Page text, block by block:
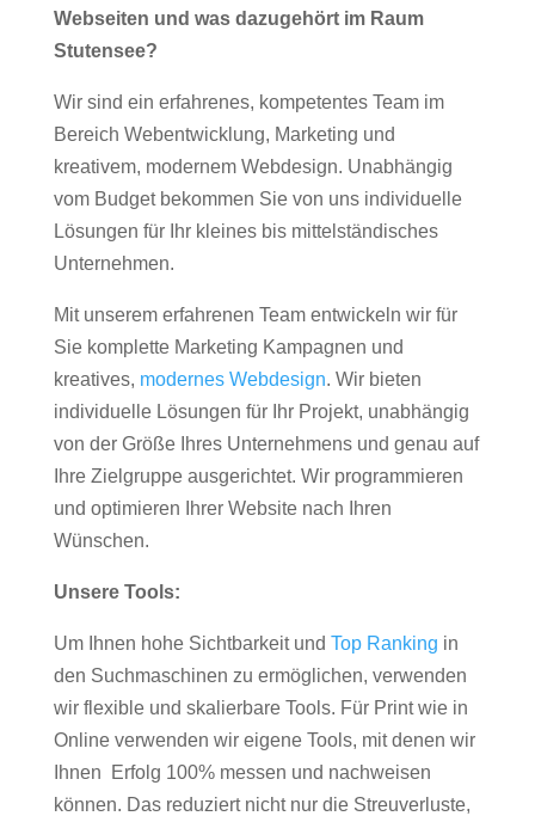
Webseiten und was dazugehört im Raum
Stutensee?
Wir sind ein erfahrenes, kompetentes Team im
Bereich Webentwicklung, Marketing und
kreativem, modernem Webdesign. Unabhängig
vom Budget bekommen Sie von uns individuelle
Lösungen für Ihr kleines bis mittelständisches
Unternehmen.
Mit unserem erfahrenen Team entwickeln wir für
Sie komplette Marketing Kampagnen und
kreatives, modernes Webdesign. Wir bieten
individuelle Lösungen für Ihr Projekt, unabhängig
von der Größe Ihres Unternehmens und genau auf
Ihre Zielgruppe ausgerichtet. Wir programmieren
und optimieren Ihrer Website nach Ihren
Wünschen.
Unsere Tools:
Um Ihnen hohe Sichtbarkeit und Top Ranking in
den Suchmaschinen zu ermöglichen, verwenden
wir flexible und skalierbare Tools. Für Print wie in
Online verwenden wir eigene Tools, mit denen wir
Ihnen Erfolg 100% messen und nachweisen
können. Das reduziert nicht nur die Streuverluste,